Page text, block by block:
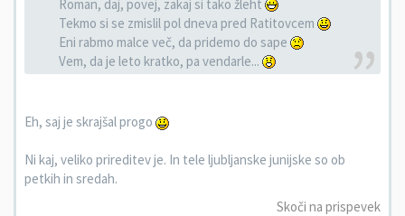
Roman, daj, povej, zakaj si tako žleht
Tekmo si se zmislil pol dneva pred Ratitovcem
Eni rabmo malce več, da pridemo do sape
Vem, da je leto kratko, pa vendarle...
Eh, saj je skrajšal progo
Ni kaj, veliko prireditev je. In tele ljubljanske junijske so ob
petkih in sredah.
Skoči na prispevek